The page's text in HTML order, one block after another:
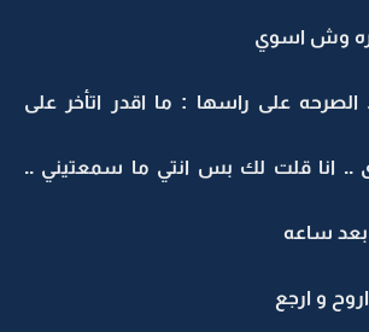
وش اسوي
على راسها : ما اقدر اتأخر على
.. انا قلت لك بس انتي ما سمعتيني ..
بعد ساعه
و ارجع